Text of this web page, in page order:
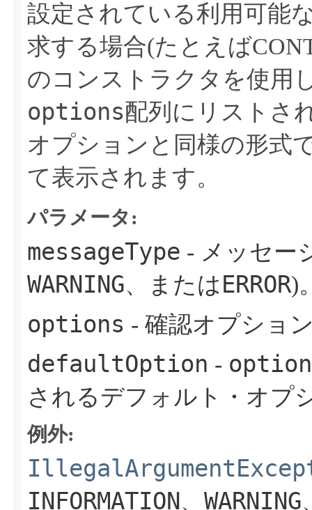
設定されている利用可能
求する場合(たとえば
のコンストラクタを使用
options配列にリストさ
オプションと同様の形式
て表示されます。
パラメータ:
messageType - メッセー
WARNING、またはERROR)
options - 確認オプショ
defaultOption -
されるデフォルト・オプ
例外:
INFORMATION、 WARNING